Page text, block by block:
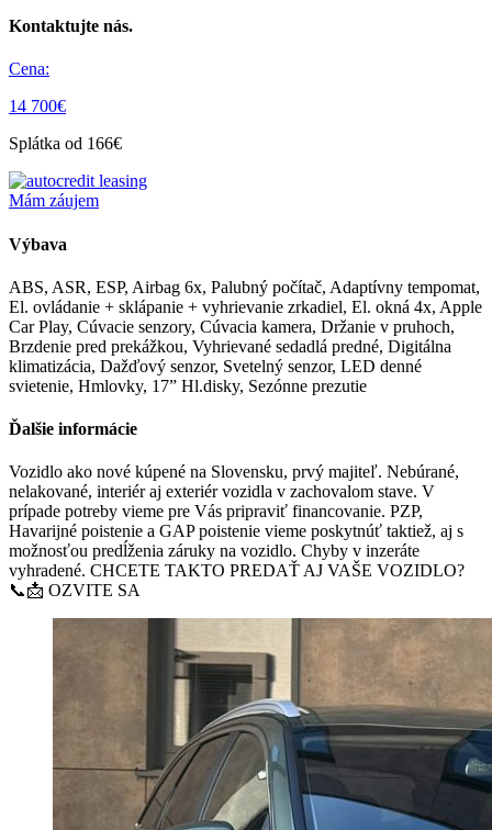
Kontaktujte nás.
Cena:
14 700€
Splátka od 166€
Mám záujem
Výbava
ABS, ASR, ESP, Airbag 6x, Palubný počítač, Adaptívny tempomat,
El. ovládanie + sklápanie + vyhrievanie zrkadiel, El. okná 4x, Apple
Car Play, Cúvacie senzory, Cúvacia kamera, Držanie v pruhoch,
Brzdenie pred prekážkou, Vyhrievané sedadlá predné, Digitálna
klimatizácia, Dažďový senzor, Svetelný senzor, LED denné
svietenie, Hmlovky, 17” Hl.disky, Sezónne prezutie
Ďalšie informácie
Vozidlo ako nové kúpené na Slovensku, prvý majiteľ. Nebúrané,
nelakované, interiér aj exteriér vozidla v zachovalom stave. V
prípade potreby vieme pre Vás pripraviť financovanie. PZP,
Havarijné poistenie a GAP poistenie vieme poskytnúť taktiež, aj s
možnosťou predĺženia záruky na vozidlo. Chyby v inzeráte
vyhradené. CHCETE TAKTO PREDAŤ AJ VAŠE VOZIDLO?
📞📩 OZVITE SA